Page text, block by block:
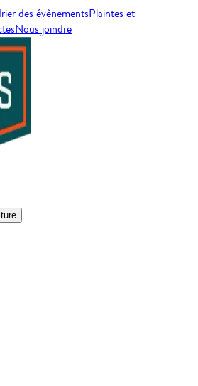
des évènementsPlaintes et
Nous joindre